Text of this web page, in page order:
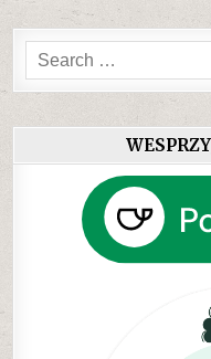
Search
for: